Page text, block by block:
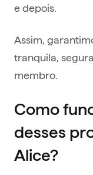
e depois.
Assim,
tranquila,
membro.
Como
desses
Alice?